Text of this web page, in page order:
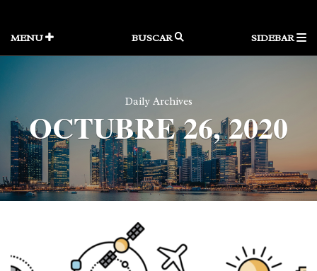
content
MENU BUSCAR SIDEBAR
Daily Archives
OCTUBRE 26, 2020